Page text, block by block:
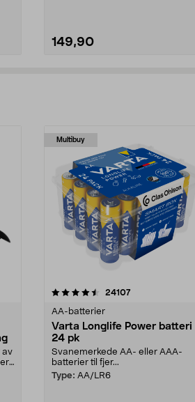
149,90
av
Multibuy
24107anmeldelser
AA-batterier
Varta Longlife Power batteri
24 pk
Svanemerkede AA- eller AAA-
batterier til fjer...
Type: AA/LR6
4.5av 5 stjerner